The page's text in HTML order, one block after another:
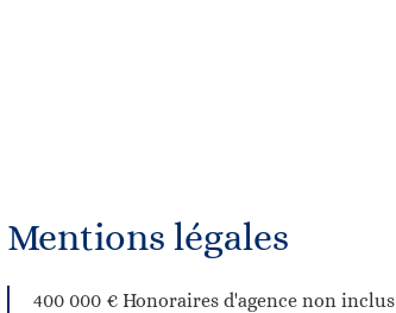
Mentions légales
400 000 € Honoraires d'agence non inclus